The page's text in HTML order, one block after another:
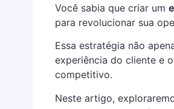
Você sabia que criar um
para revolucionar sua
Essa estratégia não
experiência do cliente e
competitivo.
Neste artigo,